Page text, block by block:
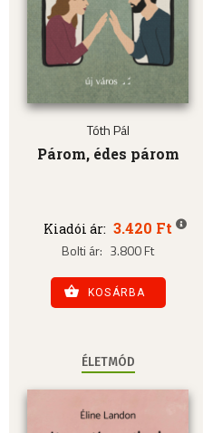
Tóth Pál
Párom, édes párom
Kiadói ár: 3.420 Ft
Bolti ár: 3.800 Ft
KOSÁRBA
ÉLETMÓD